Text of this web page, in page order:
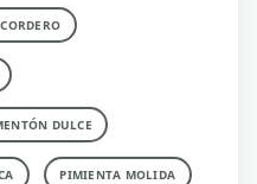
DULCE
PIMIENTA MOLIDA